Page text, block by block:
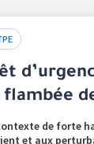
flambée
de forte
et aux